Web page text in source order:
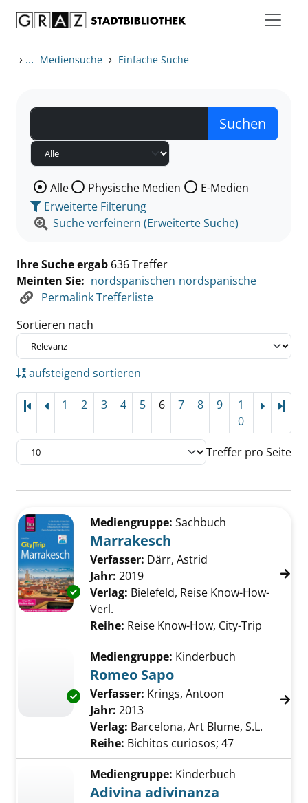
› ... Mediensuche › Einfache Suche
Wählen Sie die Medienart nach der Sie suchen wollen.
Alle Physische Medien
E-Medien
Erweiterte Filterung
Suche verfeinern (Erweiterte Suche)
Ihre Suche ergab 636 Treffer
Meinten Sie: nordspanischen nordspanische
Permalink Trefferliste
Sortieren nach
aufsteigend sortieren
1 2 3 4 5 6 7 8 9
1
0
Treffer pro Seite
Zu den Suchfiltern springen
Exemplar-Details von Marrakesch anzeigen
Mediengruppe: Sachbuch
Marrakesch
Verfasser: Därr, Astrid
Jahr: 2019
Verlag: Bielefeld, Reise Know-How-
Verl.
Reihe: Reise Know-How, City-Trip
Exemplar-Details von Romeo Sapo anzeigen
Mediengruppe: Kinderbuch
Romeo Sapo
Verfasser: Krings, Antoon Suche nach
Jahr: 2013
Verlag: Barcelona, Art Blume, S.L.
Reihe: Bichitos curiosos; 47
Mediengruppe: Kinderbuch
Adivina adivinanza